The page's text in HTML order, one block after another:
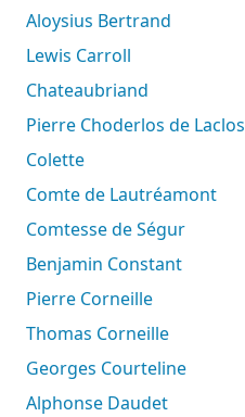
Aloysius Bertrand
Lewis Carroll
Chateaubriand
Pierre Choderlos de Laclos
Colette
Comte de Lautréamont
Comtesse de Ségur
Benjamin Constant
Pierre Corneille
Thomas Corneille
Georges Courteline
Alphonse Daudet